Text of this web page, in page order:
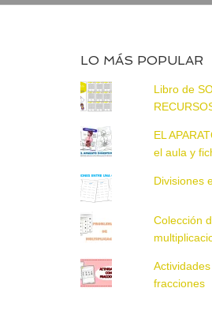
LO MÁS POPULAR
Libro de
EL
el aula y
Divisiones
Colección
fracciones